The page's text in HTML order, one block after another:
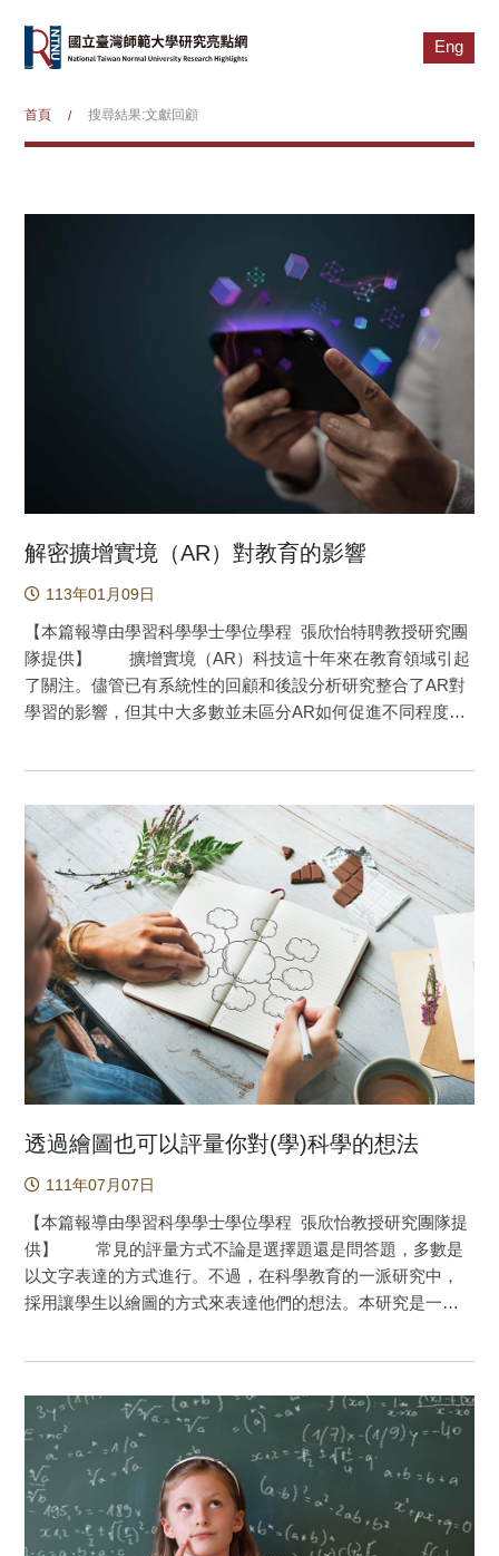
Eng
首頁 / 搜尋結果:文獻回顧
解密擴增實境（AR）對教育的影響
113年01月09日
【本篇報導由學習科學學士學位學程 張欣怡特聘教授研究團
隊提供】 擴增實境（AR）科技這十年來在教育領域引起
了關注。儘管已有系統性的回顧和後設分析研究整合了AR對
學習的影響，但其中大多數並未區分AR如何促進不同程度的
學習成效的重要因素，如教育層級、科目範疇、課程時間和
AR優勢。後設分析的研究結果顯示，AR教育科技在所有學習
成果上都具有正面效果，尤其在提升表現方面更為明顯。課
程時間也被證實是影響AR學習效果的重要因素。此外，相較
於科學學習，AR在支持語言或社會學習方面能夠更有效地激
發學習者的正向反應，包括引起學習動機和積極學習態度。
需要注意的是，AR學習環境中的3D視覺化需要精心設計和評
估。最後，研究團隊探討了AR支持學習的方法、AR學習環境
的設計以及未來研究的方向。 擴增實境（AR）在教育
中的應用一直是一個充滿創新和前景的領域。教育中的擴增
實境（AR）強調將虛擬資訊重疊於真實環境之上，創造與傳
的回顧論文（吳心楷等人，2013）描繪了AR在教育領域的現
發和初步評估，而缺乏實驗研究以深入了解AR對學習的實際
影響。十年過去，研究團隊追蹤了AR教學的進展，並聚焦於
過去十年間的實驗性研究，以瞭解AR在教育中的實際成效。
結果顯示，與傳統教學相比，AR教學對提升學生的正向反應
有中等效果，對知識和技能的提升呈現中至大效果，並在促
程，與學生的正向反應密切相關。然而，不當的3D視覺表徵
可能降低AR科技提升學生知識和技能的效果，而使用精煉或
創新的AR課程則可以進一步促進學生的正向反應，並提升他
們的知識和技能。歡迎各界一同探索AR教育中的新奇發現和
未來的研究方向！ 原文出處： Chang, H.-Y., Binali, T.,
Liang, J.-C., Chiou, G.-I., Cheng, K.-H., Lee, S. W.-Y., Tsai,
透過繪圖也可以評量你對(學)科學的想法
111年07月07日
【本篇報導由學習科學學士學位學程 張欣怡教授研究團隊提
供】 常見的評量方式不論是選擇題還是問答題，多數是
以文字表達的方式進行。不過，在科學教育的一派研究中，
採用讓學生以繪圖的方式來表達他們的想法。本研究是一篇
向、採用繪圖評量的理由、以及主要的研究結果與發現。研
究團隊並提出數個指導原則與建議，供未來想要設計與進行
繪圖評量研究的學者與教師參考。 常見的評量方式不論
是選擇題還是問答題，多數是以文字表達的方式進行。不
過，在科學教育的一派研究中，採用讓學生以繪圖的方式來
表達他們的想法，像這類的研究，評量的是學生的哪些面